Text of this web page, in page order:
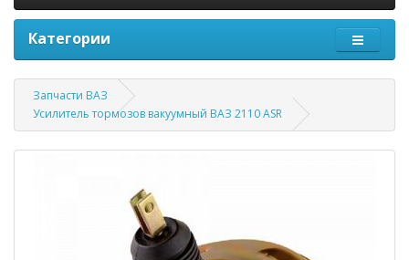
Категории
Запчасти ВАЗ
Усилитель тормозов вакуумный ВАЗ 2110 ASR